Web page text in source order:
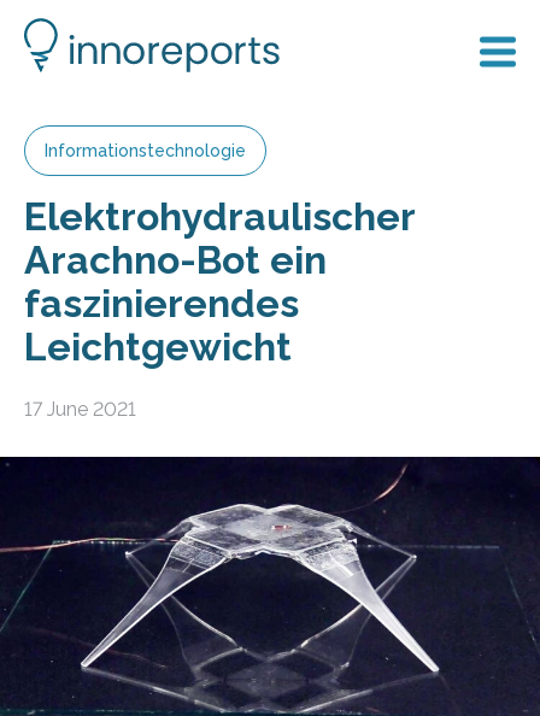
Informationstechnologie
Elektrohydraulischer
Arachno-Bot ein
faszinierendes
Leichtgewicht
17 June 2021